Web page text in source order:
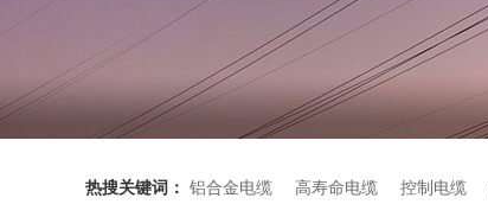
热搜关键词： 铝合金电缆 高寿命电缆 控制电缆